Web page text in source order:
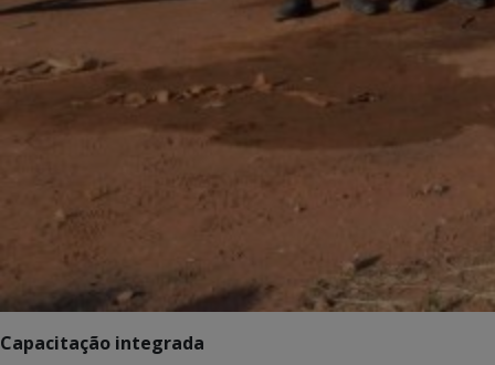
Capacitação integrada